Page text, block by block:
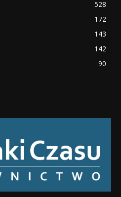
528
172
143
142
90